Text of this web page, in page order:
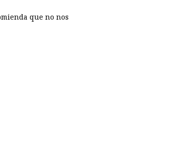
que no nos